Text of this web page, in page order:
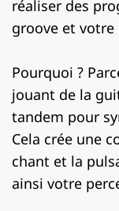
réaliser des
groove et
Pourquoi ?
jouant de la
tandem pour
Cela crée une
chant et la
ainsi votre